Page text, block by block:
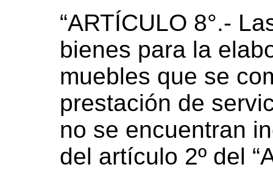
“ARTÍCULO 8°.-
bienes para la
muebles que se
prestación de
no se encuentran
del artículo 2º del